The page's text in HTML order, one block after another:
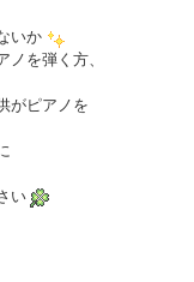
いか
ノを弾く方、
がピアノを
い